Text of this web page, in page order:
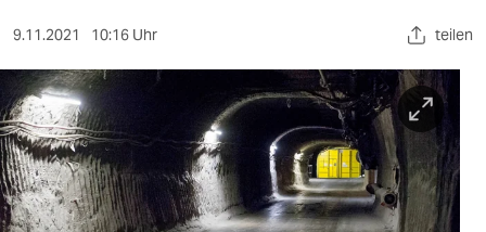
sport
berlin
nord
9.11.2021 10:16 Uhr teilen